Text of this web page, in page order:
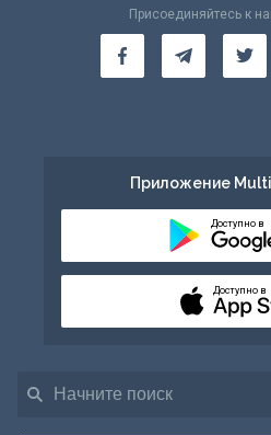
Присоединяйтесь к
Приложение
Доступно в
Доступно в